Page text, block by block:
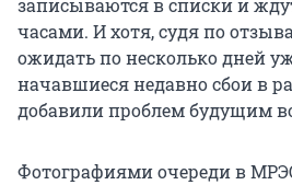
записываются в списки и
часами. И хотя, судя по
ожидать по несколько дней
начавшиеся недавно сбои в
добавили проблем будущим
Фотографиями очереди в